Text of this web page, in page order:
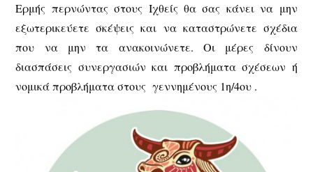
Ερμής περνώντας στους Ιχθείς θα σας κάνει να μην
εξωτερικεύετε σκέψεις και να καταστρώνετε σχέδια
που να μην τα ανακοινώνετε. Οι μέρες δίνουν
διασπάσεις συνεργασιών και προβλήματα σχέσεων ή
νομικά προβλήματα στους γεννημένους 1η/4ου .